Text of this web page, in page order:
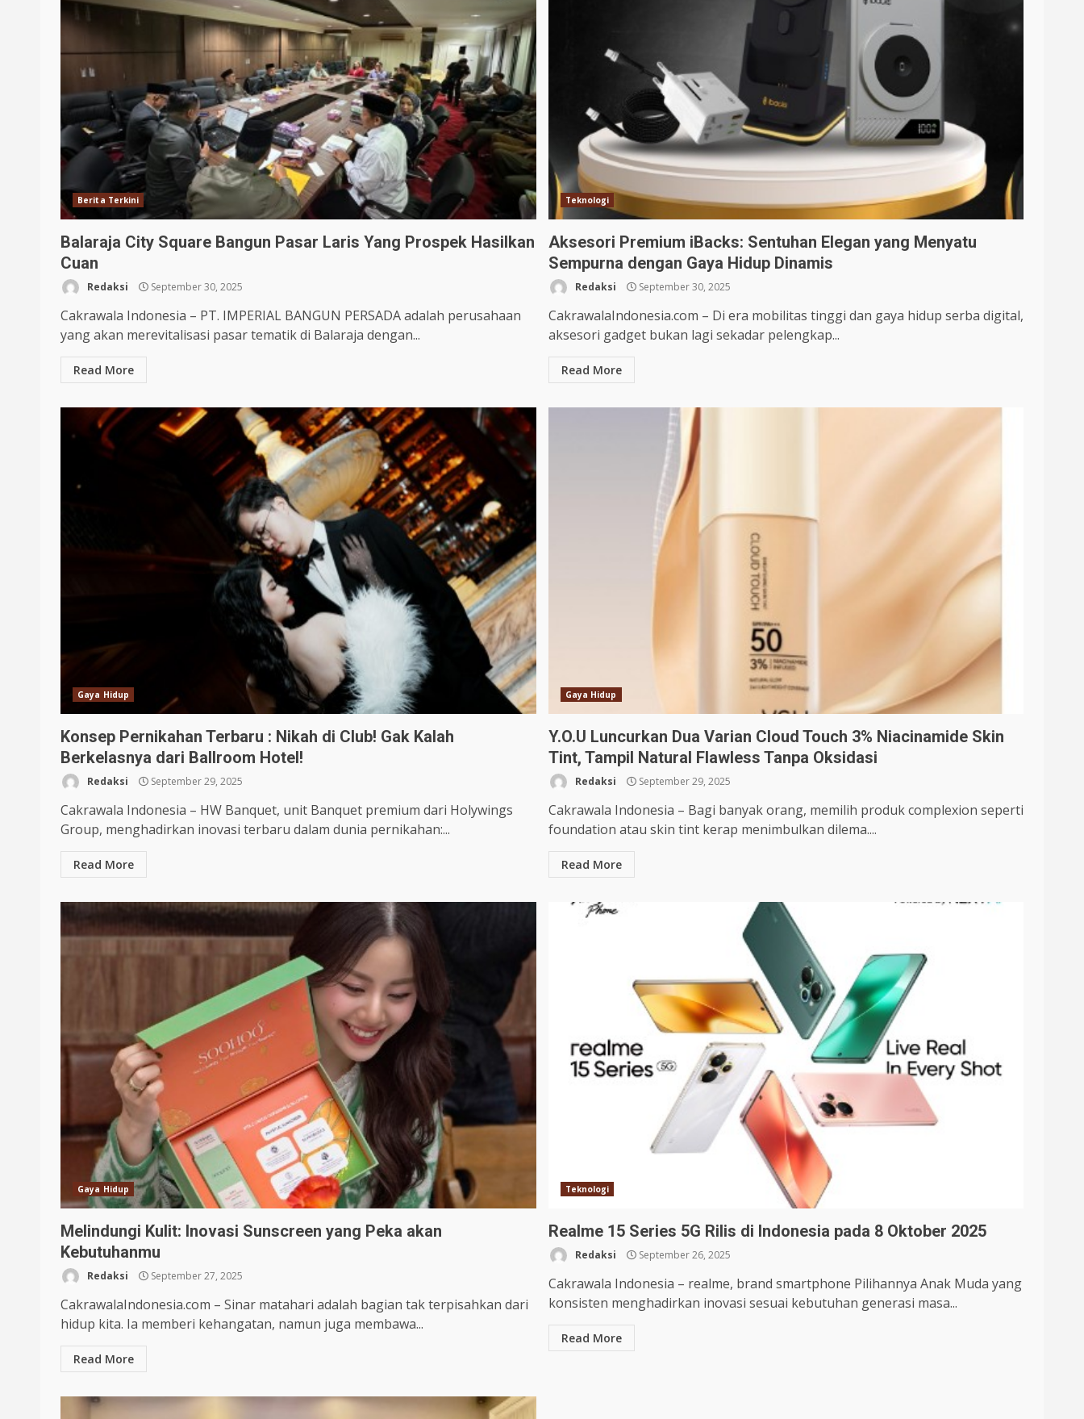
Berita Terkini
Balaraja City Square Bangun Pasar Laris Yang Prospek Hasilkan
Cuan
Redaksi September 30, 2025
Cakrawala Indonesia – PT. IMPERIAL BANGUN PERSADA adalah perusahaan
yang akan merevitalisasi pasar tematik di Balaraja dengan...
Read More
Teknologi
Aksesori Premium iBacks: Sentuhan Elegan yang Menyatu
Sempurna dengan Gaya Hidup Dinamis
Redaksi September 30, 2025
CakrawalaIndonesia.com – Di era mobilitas tinggi dan gaya hidup serba digital,
aksesori gadget bukan lagi sekadar pelengkap...
Read More
Gaya Hidup
Konsep Pernikahan Terbaru : Nikah di Club! Gak Kalah
Berkelasnya dari Ballroom Hotel!
Redaksi September 29, 2025
Cakrawala Indonesia – HW Banquet, unit Banquet premium dari Holywings
Group, menghadirkan inovasi terbaru dalam dunia pernikahan:...
Read More
Gaya Hidup
Y.O.U Luncurkan Dua Varian Cloud Touch 3% Niacinamide Skin
Tint, Tampil Natural Flawless Tanpa Oksidasi
Redaksi September 29, 2025
Cakrawala Indonesia – Bagi banyak orang, memilih produk complexion seperti
foundation atau skin tint kerap menimbulkan dilema....
Read More
Gaya Hidup
Melindungi Kulit: Inovasi Sunscreen yang Peka akan
Kebutuhanmu
Redaksi September 27, 2025
CakrawalaIndonesia.com – Sinar matahari adalah bagian tak terpisahkan dari
hidup kita. Ia memberi kehangatan, namun juga membawa...
Read More
Teknologi
Realme 15 Series 5G Rilis di Indonesia pada 8 Oktober 2025
Redaksi September 26, 2025
Cakrawala Indonesia – realme, brand smartphone Pilihannya Anak Muda yang
konsisten menghadirkan inovasi sesuai kebutuhan generasi masa...
Read More